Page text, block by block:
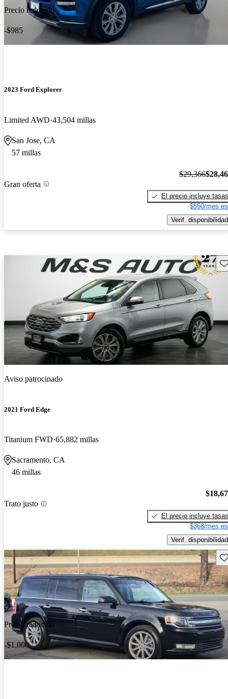
Precio reducido
-$985
2023 Ford Explorer
Limited AWD 43,504 millas
San Jose, CA
57 millas
Gran oferta
$29,366
El precio incluye tasas
$550/mes
Verif. disponibilidad
Aviso patrocinado
2021 Ford Edge
Titanium FWD 65,882 millas
Sacramento, CA
46 millas
Trato justo
El precio incluye tasas
$368/mes
Verif. disponibilidad
Precio reducido
-$1,000